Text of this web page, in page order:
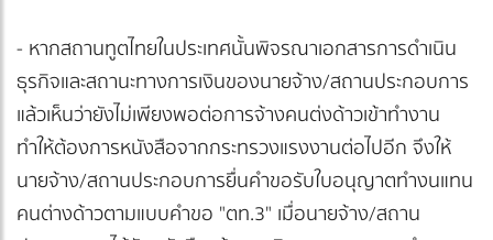
- หากสถานทูตไทยในประเทศนั้นพิจรณาเอกสารการดำเนิน
ธุรกิจและสถานะทางการเงินของนายจ้าง/สถานประกอบการ
แล้วเห็นว่ายังไม่เพียงพอต่อการจ้างคนต่งด้าวเข้าทำงาน
ทำให้ต้องการหนังสือจากกระทรวงแรงงานต่อไปอีก จึงให้
นายจ้าง/สถานประกอบการยื่นคำขอรับใบอนุญาตทำงนแทน
คนต่างด้าวตามแบบคำขอ "ตท.3" เมื่อนายจ้าง/สถาน